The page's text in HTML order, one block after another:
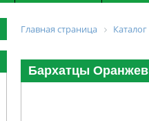
Главная страница Каталог
Бархатцы